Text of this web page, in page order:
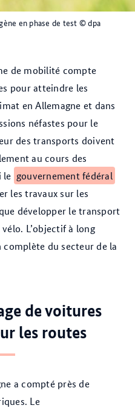
en phase de test © dpa
de mobilité compte
pour atteindre les
en Allemagne et dans
néfastes pour le
des transports doivent
au cours des
le gouvernement fédéral
les travaux sur les
développer le transport
L’objectif à long
du secteur de la
de voitures
les routes
a compté près de
Le